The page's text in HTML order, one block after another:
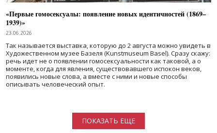
«Первые гомосексуалы: появление новых идентичностей (1869–
1939)»
23.06.2026
Так называется выставка, которую до 2 августа можно увидеть в
Художественном музее Базеля (Kunstmuseum Basel). Сразу скажу:
речь идет не о появлении гомосексуальности как таковой, а о
моменте, когда для явления, существовавшего испокон веков,
появились новые слова, а вместе с ними и новые способы
описывать человеческий опыт.
ПОКАЗАТЬ ЕЩЕ